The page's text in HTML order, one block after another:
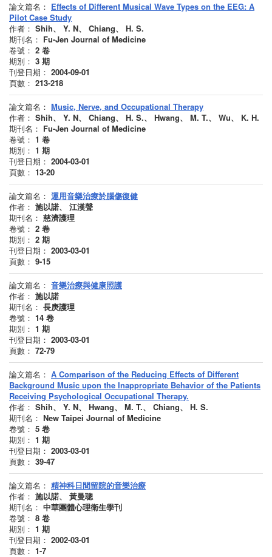
論文篇名： Effects of Different Musical Wave Types on the EEG: A
Pilot Case Study
作者： Shih、 Y. N、 Chiang、 H. S.
期刊名： Fu-Jen Journal of Medicine
卷號： 2 卷
期別： 3 期
刊登日期： 2004-09-01
頁數： 213-218
論文篇名： Music, Nerve, and Occupational Therapy
作者： Shih、 Y. N、 Chiang、 H. S.、 Hwang、 M. T.、 Wu、 K. H.
期刊名： Fu-Jen Journal of Medicine
卷號： 1 卷
期別： 1 期
刊登日期： 2004-03-01
頁數： 13-20
論文篇名： 運用音樂治療於腦傷復健
作者： 施以諾、 江漢聲
期刊名： 慈濟護理
卷號： 2 卷
期別： 2 期
刊登日期： 2003-03-01
頁數： 9-15
論文篇名： 音樂治療與健康照護
作者： 施以諾
期刊名： 長庚護理
卷號： 14 卷
期別： 1 期
刊登日期： 2003-03-01
頁數： 72-79
論文篇名： A Comparison of the Reducing Effects of Different
Background Music upon the Inappropriate Behavior of the Patients
Receiving Psychological Occupational Therapy.
作者： Shih、 Y. N、 Hwang、 M. T.、 Chiang、 H. S.
期刊名： New Taipei Journal of Medicine
卷號： 5 卷
期別： 1 期
刊登日期： 2003-03-01
頁數： 39-47
論文篇名： 精神科日間留院的音樂治療
作者： 施以諾、 黃曼聰
期刊名： 中華團體心理衛生學刊
卷號： 8 卷
期別： 1 期
刊登日期： 2002-03-01
頁數： 1-7